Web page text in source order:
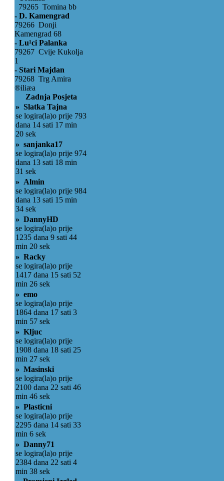
79265 Tomina bb
- D. Kamengrad
79266 Donji
Kamengrad 68
- Lu¹ci Palanka
79267 Cvije Kukolja
1
- Stari Majdan
79268 Trg Amira
®iliæa
Zadnja Posjeta
» Slatka Tajna
se logira(la)o prije 793
dana 14 sati 17 min
20 sek
» sanjanka17
se logira(la)o prije 974
dana 13 sati 18 min
31 sek
» Almin
se logira(la)o prije 984
dana 13 sati 15 min
34 sek
» DannyHD
se logira(la)o prije
1235 dana 9 sati 44
min 20 sek
» Racky
se logira(la)o prije
1417 dana 15 sati 52
min 26 sek
» emo
se logira(la)o prije
1864 dana 17 sati 3
min 57 sek
» Kljuc
se logira(la)o prije
1908 dana 18 sati 25
min 27 sek
» Masinski
se logira(la)o prije
2100 dana 22 sati 46
min 46 sek
» Plasticni
se logira(la)o prije
2295 dana 14 sati 33
min 6 sek
» Danny71
se logira(la)o prije
2384 dana 22 sati 4
min 38 sek